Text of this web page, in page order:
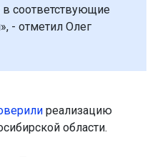
в соответствующие
- отметил Олег
реализацию
области.